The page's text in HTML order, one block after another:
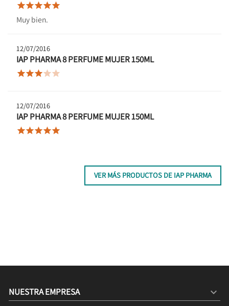

Muy bien.
12/07/2016
IAP PHARMA 8 PERFUME MUJER 150ML

12/07/2016
IAP PHARMA 8 PERFUME MUJER 150ML

VER MÁS PRODUCTOS DE IAP PHARMA
NUESTRA EMPRESA 